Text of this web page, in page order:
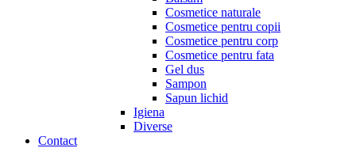
Cosmetice naturale
Cosmetice pentru copii
Cosmetice pentru corp
Cosmetice pentru fata
Gel dus
Sampon
Sapun lichid
Igiena
Diverse
Contact